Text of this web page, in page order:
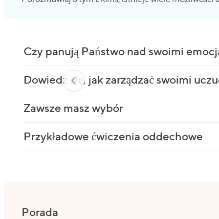
Czy panują Państwo nad swoimi
Dowiedz się, jak zarządzać swoimi
Zawsze masz wybór
Przykładowe ćwiczenia oddechowe
Porada